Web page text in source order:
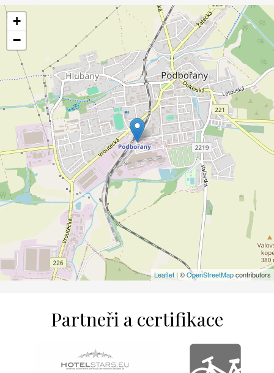
+
−
Leaflet | ©OpenStreetMapcontributors
Partneři a certifikace